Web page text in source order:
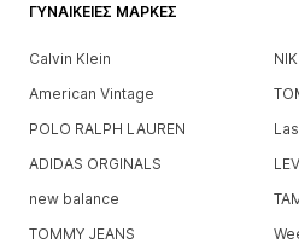
ΓΥΝΑΙΚΕΊΕΣ ΜΆΡΚΕΣ
Calvin Klein
American Vintage
POLO RALPH LAUREN
ADIDAS ORGINALS
new balance
TOMMY JEANS